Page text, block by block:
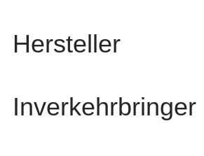
Hersteller
Inverkehrbringer